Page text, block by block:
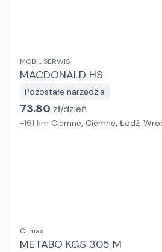
MOBIL SERWIS
MACDONALD HS
Pozostałe narzędzia
73.80 zł/dzień
+161 km Ciemne, Ciemne, Łódź,
Climax
METABO KGS 305 M